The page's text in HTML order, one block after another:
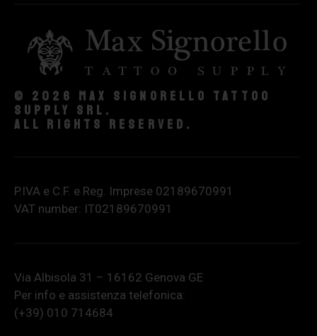
© 2026 Max Signorello Tattoo
supply srl.
All rights reserved.
P.IVA e C.F. e Reg. Imprese 02189670991
VAT number: IT02189670991
Via Albisola 31 – 16162 Genova GE
Per info e assistenza telefonica:
(+39) 010 714684